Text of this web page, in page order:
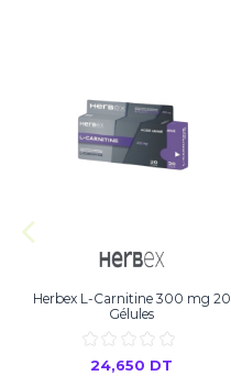
Herbex L-Carnitine 300 mg 20
Gélules
24,650 DT